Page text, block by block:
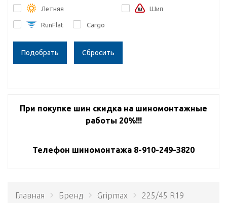
Летняя
RunFlat Cargo
Шип
Сбросить
При покупке шин скидка на шиномонтажные
работы 20%!!!
Телефон шиномонтажа 8-910-249-3820
Главная Бренд Gripmax
225/45 R19